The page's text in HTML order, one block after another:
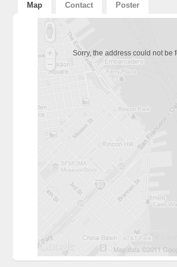
Map Contact Poster
Sorry, the address could not be